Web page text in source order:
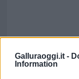
Galluraoggi.it -
Information